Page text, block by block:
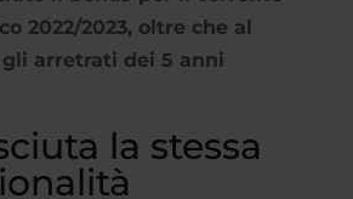
2022/2023, oltre che al
arretrati dei 5 anni
la stessa